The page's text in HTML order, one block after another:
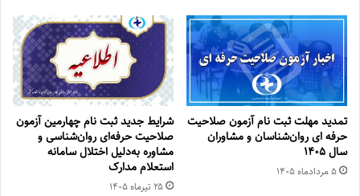
تمدید مهلت ثبت نام آزمون صلاحیت
حرفه ای روان‌شناسان و مشاوران
سال ۱۴۰۵
۵ مرداد‌ماه ۱۴۰۵
شرایط جدید ثبت نام چهارمین آزمون
صلاحیت حرفه‌ای روان‌شناسی و
مشاوره به‌دلیل اختلال سامانه
استعلام مدارک
۲۵ تیر‌ماه ۱۴۰۵